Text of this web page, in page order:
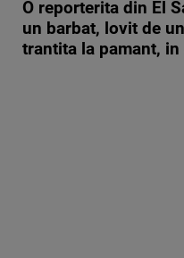
O reporterita din El
un barbat, lovit de
trantita la pamant, in